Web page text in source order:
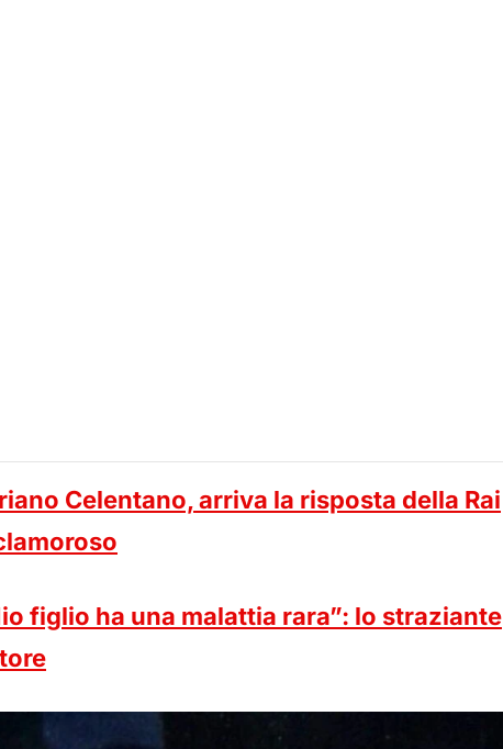
Celentano, arriva la risposta della Rai
figlio ha una malattia rara”: lo straziante